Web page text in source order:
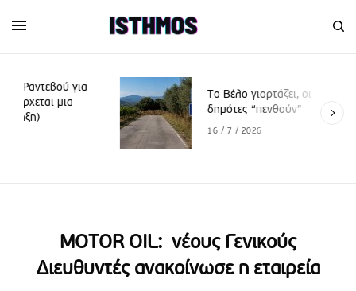
Το Βέλο γιορτάζει, οι
δημότες “πενθούν”
16 / 7 / 2026
MOTOR OIL: νέους Γενικούς
Διευθυντές ανακοίνωσε η εταιρεία